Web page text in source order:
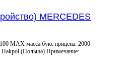
MERCEDES
MAX масса букс прицепа: 2000
Hakpol (Польша) Примечание: